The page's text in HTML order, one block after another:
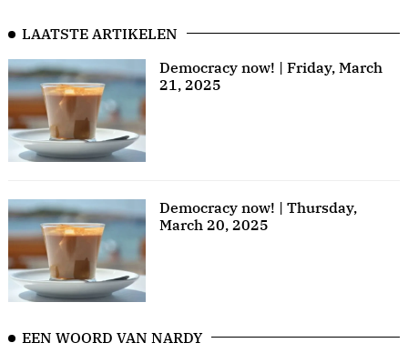
LAATSTE ARTIKELEN
Democracy now! | Friday, March
21, 2025
Democracy now! | Thursday,
March 20, 2025
EEN WOORD VAN NARDY